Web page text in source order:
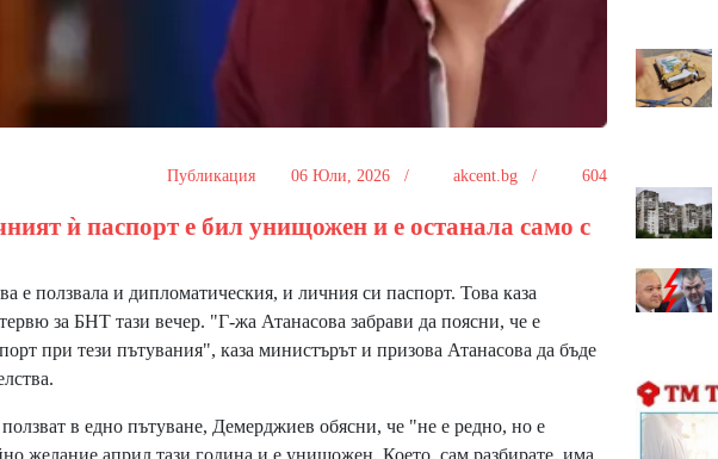
Публикация 06 Юли, 2026 / akcent.bg / 604
ѝ паспорт е бил унищожен и е останала само с
е ползвала и дипломатическия, и личния си паспорт. Това каза
за БНТ тази вечер. "Г-жа Атанасова забрави да поясни, че е
при тези пътувания", каза министърът и призова Атанасова да бъде
в едно пътуване, Демерджиев обясни, че "не е редно, но е
желание април тази година и е унищожен. Което, сам разбирате, има